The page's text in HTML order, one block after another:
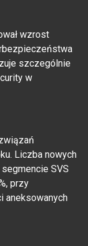
wzrost
szczególnie
w
Liczba nowych
segmencie SVS
przy
aneksowanych